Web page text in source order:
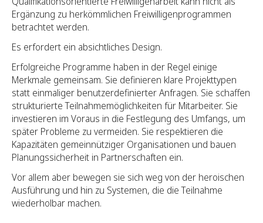
Ergänzung zu herkömmlichen Freiwilligenprogrammen
betrachtet werden.
Es erfordert ein absichtliches Design.
Erfolgreiche Programme haben in der Regel einige
Merkmale gemeinsam. Sie definieren klare Projekttypen
statt einmaliger benutzerdefinierter Anfragen. Sie schaffen
strukturierte Teilnahmemöglichkeiten für Mitarbeiter. Sie
investieren im Voraus in die Festlegung des Umfangs, um
später Probleme zu vermeiden. Sie respektieren die
Kapazitäten gemeinnütziger Organisationen und bauen
Planungssicherheit in Partnerschaften ein.
Vor allem aber bewegen sie sich weg von der heroischen
Ausführung und hin zu Systemen, die die Teilnahme
wiederholbar machen.